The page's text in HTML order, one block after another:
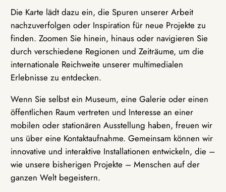
Die Karte lädt dazu ein, die Spuren unserer Arbeit
nachzuverfolgen oder Inspiration für neue Projekte zu
finden. Zoomen Sie hinein, hinaus oder navigieren Sie
durch verschiedene Regionen und Zeiträume, um die
internationale Reichweite unserer multimedialen
Erlebnisse zu entdecken.
Wenn Sie selbst ein Museum, eine Galerie oder einen
öffentlichen Raum vertreten und Interesse an einer
mobilen oder stationären Ausstellung haben, freuen wir
uns über eine Kontaktaufnahme. Gemeinsam können wir
innovative und interaktive Installationen entwickeln, die –
wie unsere bisherigen Projekte – Menschen auf der
ganzen Welt begeistern.